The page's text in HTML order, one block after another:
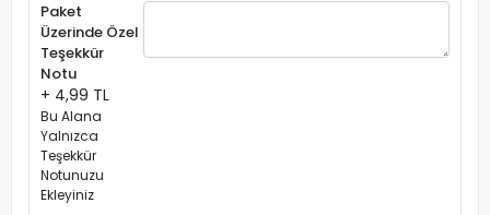
Paket
Üzerinde Özel
Teşekkür
Notu
+ 4,99 TL
Bu Alana
Yalnızca
Teşekkür
Notunuzu
Ekleyiniz